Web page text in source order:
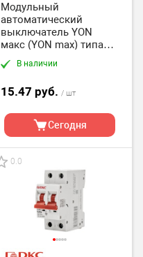
Модульный
автоматический
выключатель YON
макс (YON max) типа
MD63, 2 полюс,хар-ка C,
20А, 4,5кА DKC
В наличии
15.47 руб. / шт
Сегодня
0.0